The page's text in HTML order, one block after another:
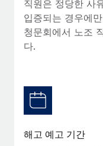
Compliance
규정 준수 관련 위험
기기 관리
법인 설립을 빠르고
직원 해외 이전을 간
블로그
글로벌 급여
계약자 관리
세금
블로그 둘러보기
직원은 정당한 사
입증되는 경우에
청문회에서 노조
다.
해고 예고 기간